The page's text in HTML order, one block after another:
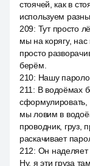
стоячей, как в
используем
209: Тут просто
мы на корягу,
просто
берём.
210: Нашу
211 : В водоёмах
сформулировать,
мы ловим в
проводник, груз,
раскачивает
212: Он наделяет
Ну, я эти груза